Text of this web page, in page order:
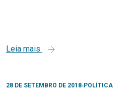
Leia mais
28 DE SETEMBRO DE 2018 POLÍTICA